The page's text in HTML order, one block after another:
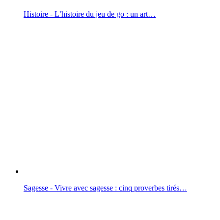
Histoire - L’histoire du jeu de go : un art…
Sagesse - Vivre avec sagesse : cinq proverbes tirés…